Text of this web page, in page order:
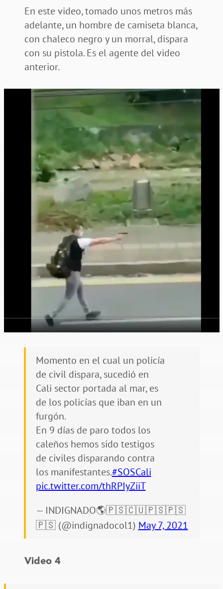
En este video, tomado unos metros más
adelante, un hombre de camiseta blanca,
con chaleco negro y un morral, dispara
con su pistola. Es el agente del video
anterior.
Momento en el cual un policía
de civil dispara, sucedió en
Cali sector portada al mar, es
de los policías que iban en un
furgón.
En 9 días de paro todos los
caleños hemos sido testigos
de civiles disparando contra
los manifestantes.#SOSCali
pic.twitter.com/thRPIyZiiT
— INDIGNADO🌎🇵🇸🇨🇺🇵🇸🇵🇸
🇵🇸 (@indignadocol1) May 7, 2021
Video 4